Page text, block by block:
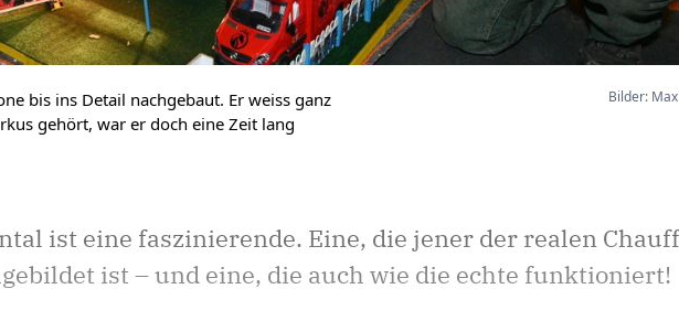
bis ins Detail nachgebaut. Er weiss ganz
gehört, war er doch eine Zeit lang
Bilder:
ist eine faszinierende. Eine, die jener der realen
ist – und eine, die auch wie die echte funktioniert!